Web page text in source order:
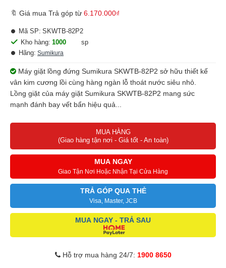
🔖 Giá mua Trả góp từ 6.170.000₫
Kho hàng: 1000
sp
Hãng: Sumikura
Mã SP: SKWTB-82P2
Máy giặt lồng đứng Sumikura SKWTB-82P2 sở hữu thiết kế
vân kim cương lồi cùng hàng ngàn lỗ thoát nước siêu nhỏ.
Lồng giặt của máy giặt Sumikura SKWTB-82P2 mang sức
mạnh đánh bay vết bẩn hiệu quả...
MUA HÀNG
(Giao hàng tận nơi - Giá tốt - An toàn)
MUA NGAY
Giao Tận Nơi Hoặc Nhận Tại Cửa Hàng
TRẢ GÓP QUA THẺ
Visa, Master, JCB
MUA NGAY - TRẢ SAU
Hỗ trợ mua hàng 24/7: 1900 8650